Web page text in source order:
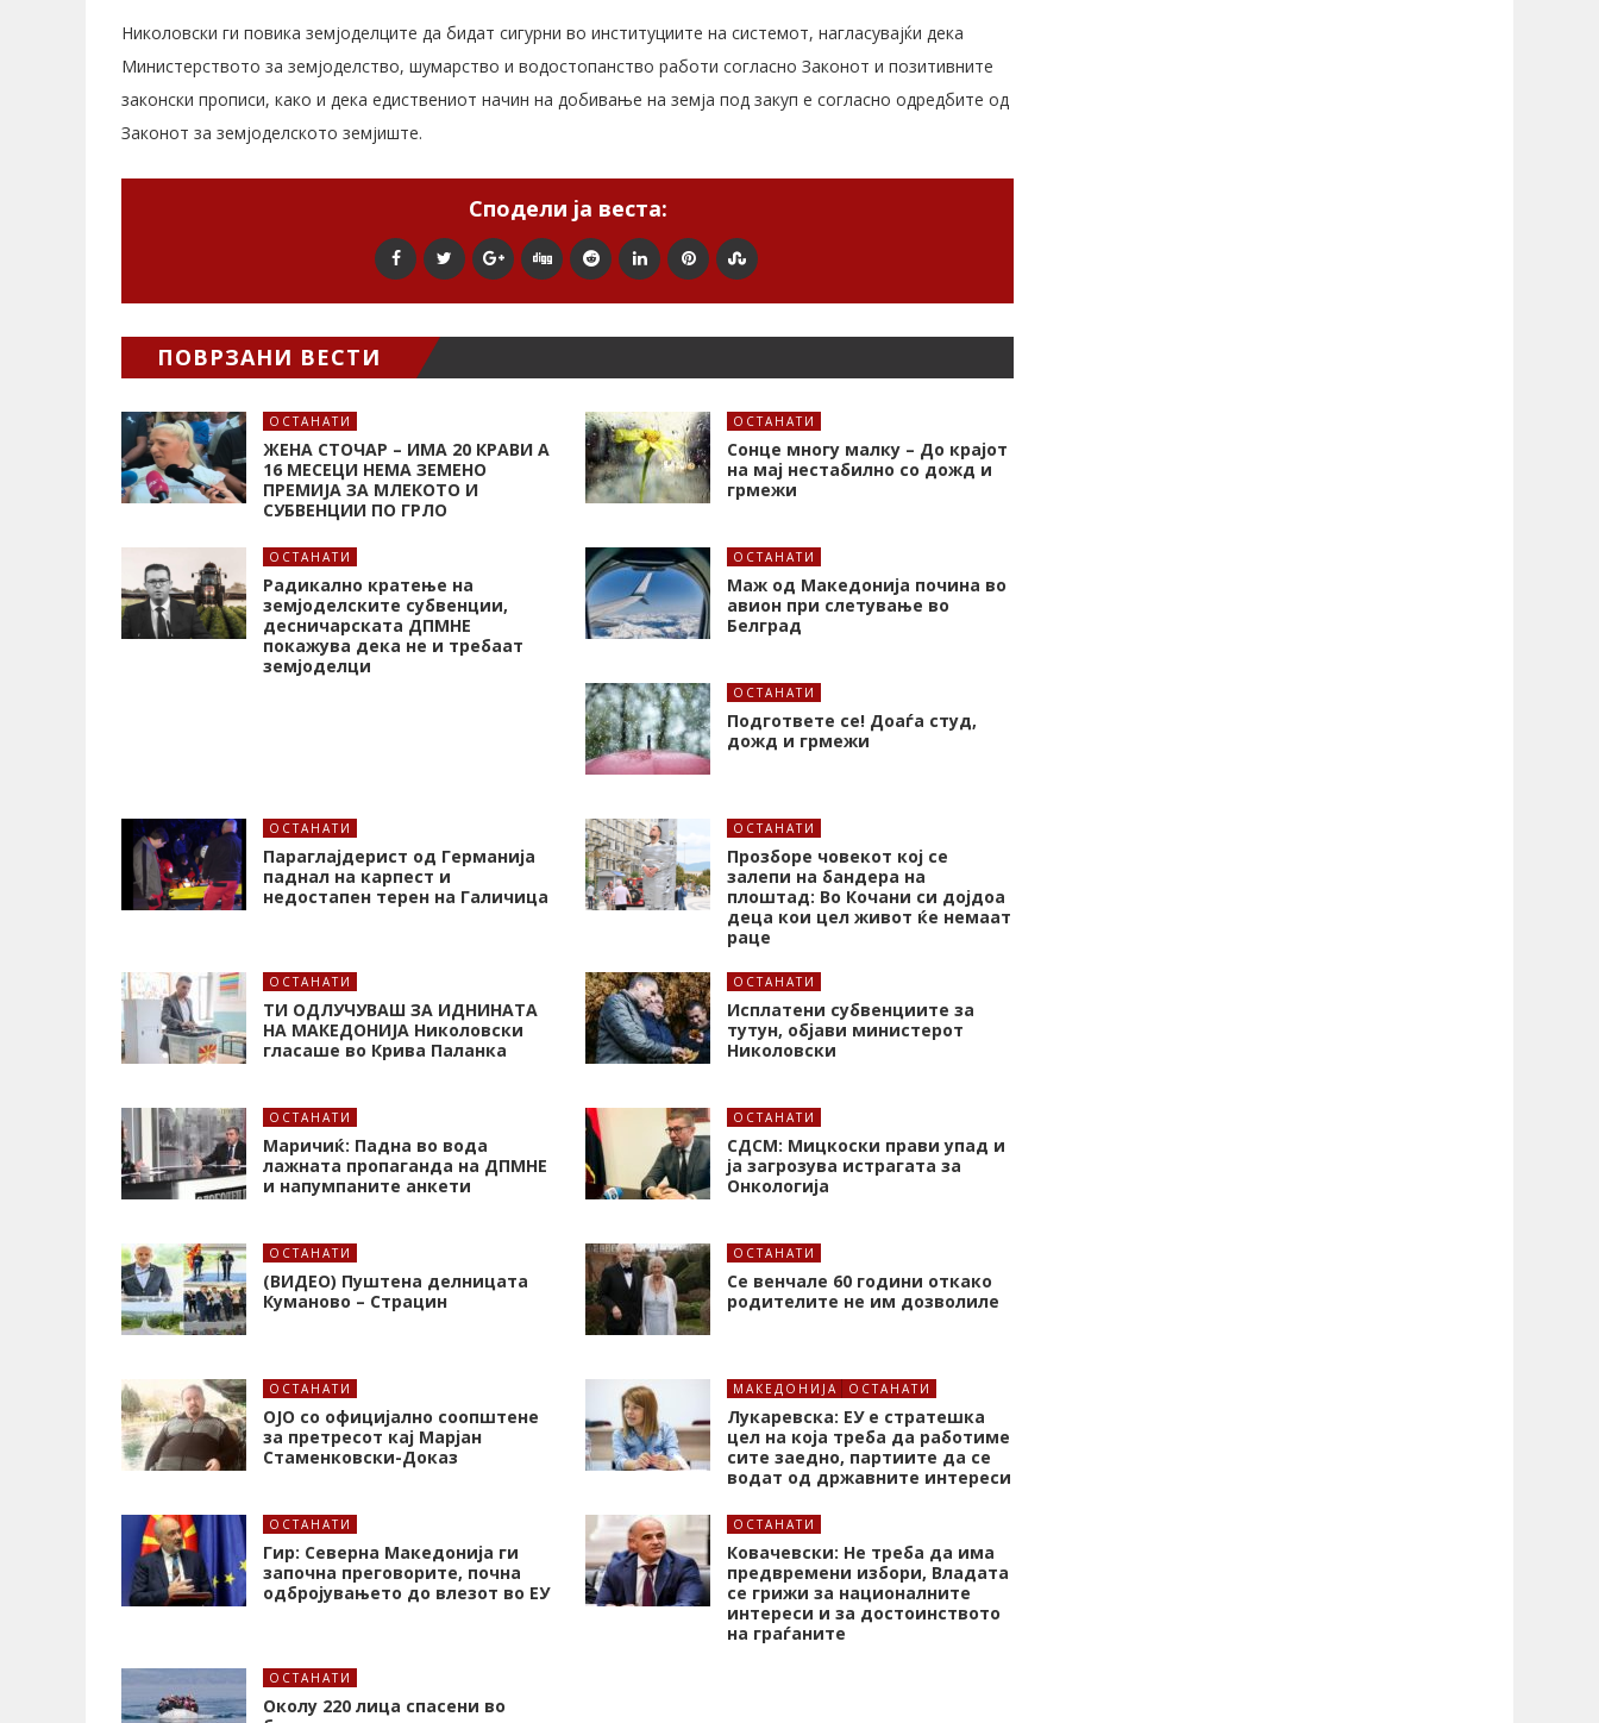
Николовски ги повика земјоделците да бидат сигурни во институциите на системот, нагласувајќи дека
Министерството за земјоделство, шумарство и водостопанство работи согласно Законот и позитивните
законски прописи, како и дека едиствениот начин на добивање на земја под закуп е согласно одредбите од
Законот за земјоделското земјиште.
Сподели ја веста:
ПОВРЗАНИ ВЕСТИ
ОСТАНАТИ
ЖЕНА СТОЧАР – ИМА 20 КРАВИ А
16 МЕСЕЦИ НЕМА ЗЕМЕНО
ПРЕМИЈА ЗА МЛЕКОТО И
СУБВЕНЦИИ ПО ГРЛО
ОСТАНАТИ
Сонце многу малку – До крајот
на мај нестабилно со дожд и
грмежи
ОСТАНАТИ
Радикално кратење на
земјоделските субвенции,
десничарската ДПМНЕ
покажува дека не и требаат
земјоделци
ОСТАНАТИ
Маж од Македонија почина во
авион при слетување во
Белград
ОСТАНАТИ
Подгответе се! Доаѓа студ,
дожд и грмежи
ОСТАНАТИ
Параглајдерист од Германија
паднал на карпест и
недостапен терен на Галичица
ОСТАНАТИ
Прозборе човекот кој се
залепи на бандера на
плоштад: Во Кочани си дојдоа
деца кои цел живот ќе немаат
раце
ОСТАНАТИ
ТИ ОДЛУЧУВАШ ЗА ИДНИНАТА
НА МАКЕДОНИЈА Николовски
гласаше во Крива Паланка
ОСТАНАТИ
Исплатени субвенциите за
тутун, објави министерот
Николовски
ОСТАНАТИ
Маричиќ: Падна во вода
лажната пропаганда на ДПМНЕ
и напумпаните анкети
ОСТАНАТИ
СДСМ: Мицкоски прави упад и
ја загрозува истрагата за
Онкологија
ОСТАНАТИ
(ВИДЕО) Пуштена делницата
Куманово – Страцин
ОСТАНАТИ
Се венчале 60 години откако
родителите не им дозволиле
ОСТАНАТИ
ОЈО со официјално соопштене
за претресот кај Марјан
Стаменковски-Доказ
МАКЕДОНИЈА ОСТАНАТИ
Лукаревска: ЕУ е стратешка
цел на која треба да работиме
сите заедно, партиите да се
водат од државните интереси
ОСТАНАТИ
Гир: Северна Македонија ги
започна преговорите, почна
одбројувањето до влезот во ЕУ
ОСТАНАТИ
Ковачевски: Не треба да има
предвремени избори, Владата
се грижи за националните
интереси и за достоинството
на граѓаните
ОСТАНАТИ
Околу 220 лица спасени во